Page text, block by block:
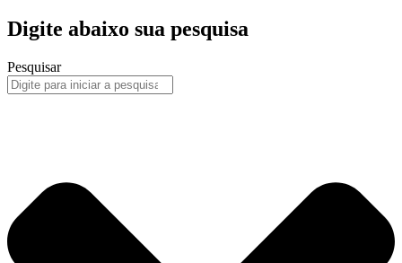
Digite abaixo sua pesquisa
Pesquisar